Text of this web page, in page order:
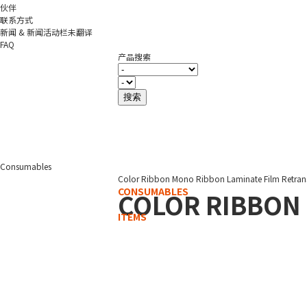
伙伴
联系方式
新闻 & 新闻活动栏未翻译
FAQ
产品搜索
Consumables
Color Ribbon Mono Ribbon Laminate Film
CONSUMABLES
COLOR RIBBON
ITEMS